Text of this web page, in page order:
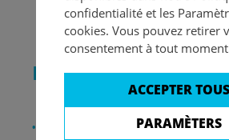
S’abonner maintenant !
Informations
confidentialité et les
cookies. Vous pouvez retirer
consentement à tout
ACCEPTER TOUS
PARAMÈTERS